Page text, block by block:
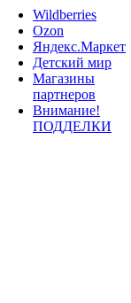
Wildberries
Ozon
Яндекс.Маркет
Детский мир
Магазины
партнеров
Внимание!
ПОДДЕЛКИ